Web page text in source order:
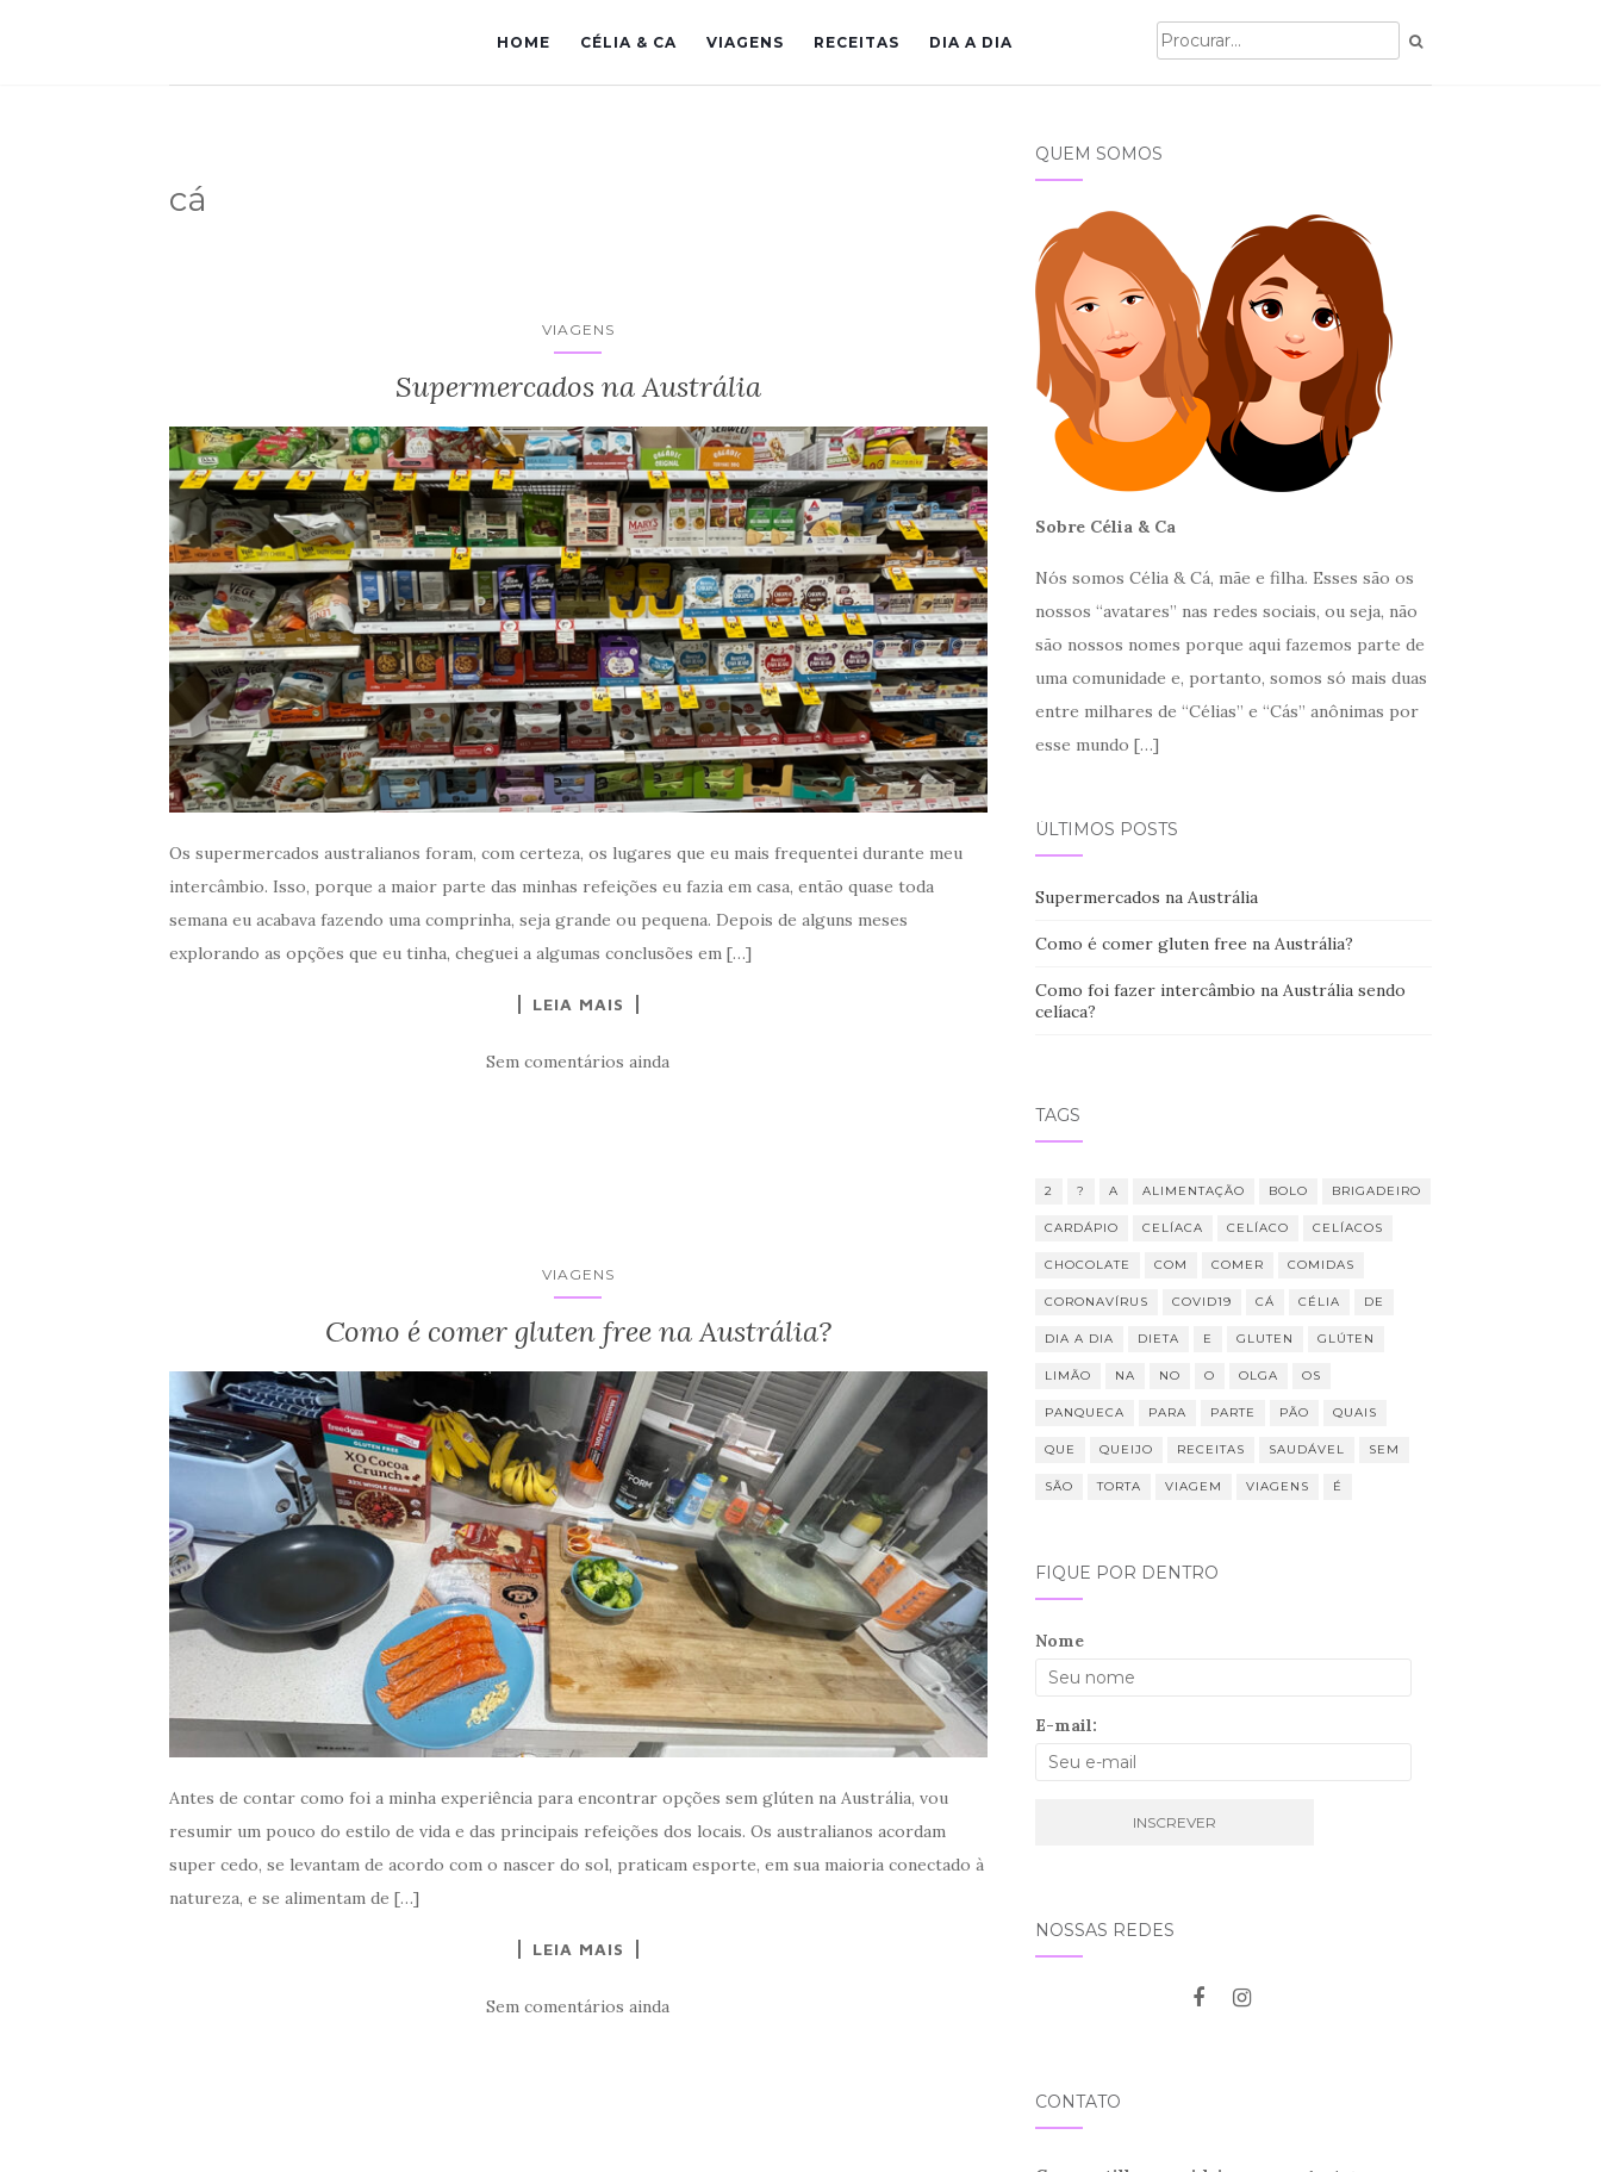
HOME CÉLIA & CA VIAGENS RECEITAS DIA A DIA
cá
VIAGENS
Supermercados na Austrália
Os supermercados australianos foram, com certeza, os lugares que eu mais frequentei durante meu
intercâmbio. Isso, porque a maior parte das minhas refeições eu fazia em casa, então quase toda
semana eu acabava fazendo uma comprinha, seja grande ou pequena. Depois de alguns meses
explorando as opções que eu tinha, cheguei a algumas conclusões em […]
LEIA MAIS
Sem comentários ainda
VIAGENS
Como é comer gluten free na Austrália?
Antes de contar como foi a minha experiência para encontrar opções sem glúten na Austrália, vou
resumir um pouco do estilo de vida e das principais refeições dos locais. Os australianos acordam
super cedo, se levantam de acordo com o nascer do sol, praticam esporte, em sua maioria conectado à
natureza, e se alimentam de […]
LEIA MAIS
Sem comentários ainda
QUEM SOMOS
Sobre Célia & Ca
Nós somos Célia & Cá, mãe e filha. Esses são os
nossos “avatares” nas redes sociais, ou seja, não
são nossos nomes porque aqui fazemos parte de
uma comunidade e, portanto, somos só mais duas
entre milhares de “Célias” e “Cás” anônimas por
esse mundo […]
ÚLTIMOS POSTS
Supermercados na Austrália
Como é comer gluten free na Austrália?
Como foi fazer intercâmbio na Austrália sendo
celíaca?
TAGS
2 ? A ALIMENTAÇÃO BOLO BRIGADEIRO
CARDÁPIO CELÍACA CELÍACO CELÍACOS
CHOCOLATE COM COMER COMIDAS
CORONAVÍRUS COVID19 CÁ CÉLIA DE
DIA A DIA DIETA E GLUTEN GLÚTEN
LIMÃO NA NO O OLGA OS
PANQUECA PARA PARTE PÃO QUAIS
QUE QUEIJO RECEITAS SAUDÁVEL SEM
SÃO TORTA VIAGEM VIAGENS É
FIQUE POR DENTRO
Nome
E-mail:
NOSSAS REDES
CONTATO